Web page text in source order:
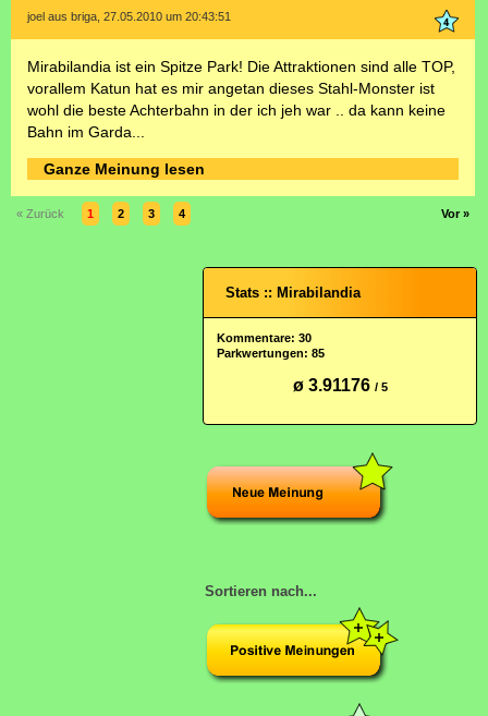
joel aus briga, 27.05.2010 um 20:43:51
Mirabilandia ist ein Spitze Park! Die Attraktionen sind alle TOP,
vorallem Katun hat es mir angetan dieses Stahl-Monster ist
wohl die beste Achterbahn in der ich jeh war .. da kann keine
Bahn im Garda...
Ganze Meinung lesen
« Zurück 1 2 3 4 Vor »
Stats :: Mirabilandia
Kommentare: 30
Parkwertungen: 85
ø 3.91176 / 5
Sortieren nach...